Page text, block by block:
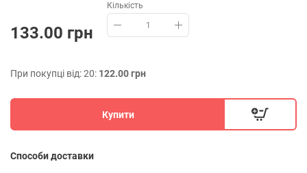
133.00 грн
Кількість
При покупці від: 20: 122.00 грн
Купити
Способи доставки